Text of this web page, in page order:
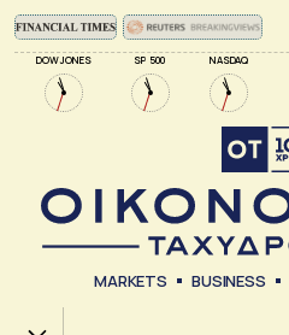
DOW JONES SP 500 NASDAQ
MARKETS BUSINESS